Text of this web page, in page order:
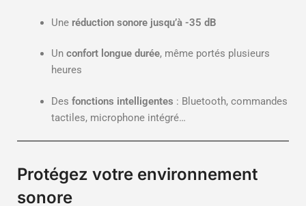
Une réduction sonore jusqu’à -35 dB
Un confort longue durée, même portés plusieurs
heures
Des fonctions intelligentes : Bluetooth, commandes
tactiles, microphone intégré…
Protégez votre environnement
sonore